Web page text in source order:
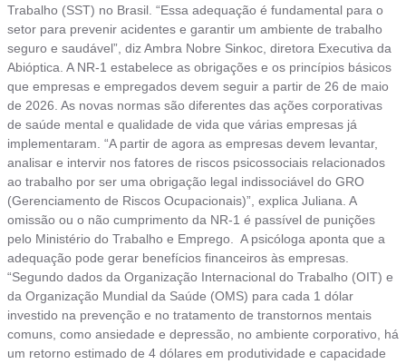
Trabalho (SST) no Brasil. “Essa adequação é fundamental para o
setor para prevenir acidentes e garantir um ambiente de trabalho
seguro e saudável”, diz Ambra Nobre Sinkoc, diretora Executiva da
Abióptica. A NR-1 estabelece as obrigações e os princípios básicos
que empresas e empregados devem seguir a partir de 26 de maio
de 2026. As novas normas são diferentes das ações corporativas
de saúde mental e qualidade de vida que várias empresas já
implementaram. “A partir de agora as empresas devem levantar,
analisar e intervir nos fatores de riscos psicossociais relacionados
ao trabalho por ser uma obrigação legal indissociável do GRO
(Gerenciamento de Riscos Ocupacionais)”, explica Juliana. A
omissão ou o não cumprimento da NR-1 é passível de punições
pelo Ministério do Trabalho e Emprego. A psicóloga aponta que a
adequação pode gerar benefícios financeiros às empresas.
“Segundo dados da Organização Internacional do Trabalho (OIT) e
da Organização Mundial da Saúde (OMS) para cada 1 dólar
investido na prevenção e no tratamento de transtornos mentais
comuns, como ansiedade e depressão, no ambiente corporativo, há
um retorno estimado de 4 dólares em produtividade e capacidade